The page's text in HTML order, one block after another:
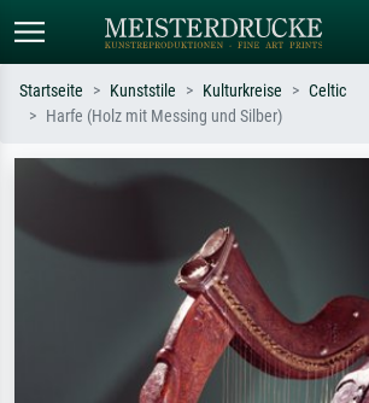
Suchen Sie nach Künstlern, Werktiteln
Sternennacht, Impressionismus, Welle
Startseite Kunststile Kulturkreise
Celtic
Harfe (Holz mit Messing und Silber)